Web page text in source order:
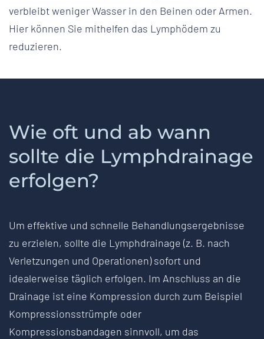
verbleibt weniger Wasser in den Beinen oder Armen.
Hier können Sie mithelfen das Lymphödem zu
reduzieren.
Wie oft und ab wann
sollte die Lymphdrainage
erfolgen?
Um effektive und schnelle Behandlungsergebnisse
zu erzielen, sollte die Lymphdrainage (z. B. nach
Verletzungen und Operationen) sofort und
idealerweise täglich erfolgen. Im Anschluss an die
Drainage ist eine Kompression durch zum Beispiel
Kompressionsstrümpfe oder
Kompressionsbandagen sinnvoll, um das